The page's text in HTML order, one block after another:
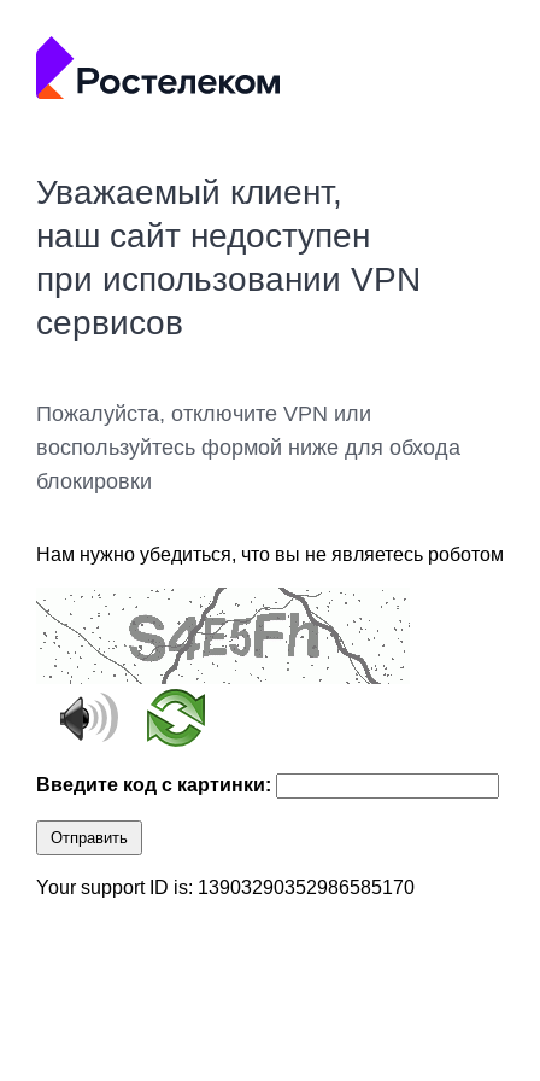
Уважаемый клиент,
наш сайт недоступен
при использовании VPN
сервисов
Пожалуйста, отключите VPN или
воспользуйтесь формой ниже для обхода
блокировки
Нам нужно убедиться, что вы не являетесь роботом
Введите код с картинки:
Отправить
Your support ID is: 13903290352986585170